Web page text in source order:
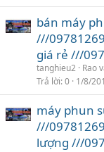
bán máy
///
giá rẻ ///
tanghieu2 Rao
Trả lời 0 1/8/
máy phun
///
lượng ///